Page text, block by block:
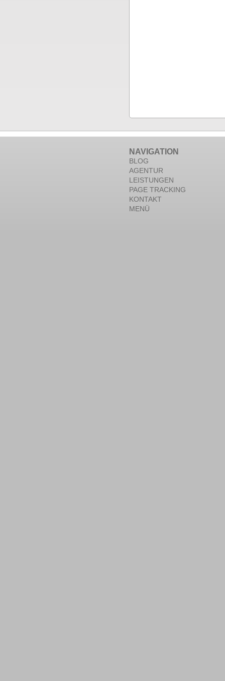
NAVIGATION
BLOG
AGENTUR
LEISTUNGEN
PAGE TRACKING
KONTAKT
MENÜ